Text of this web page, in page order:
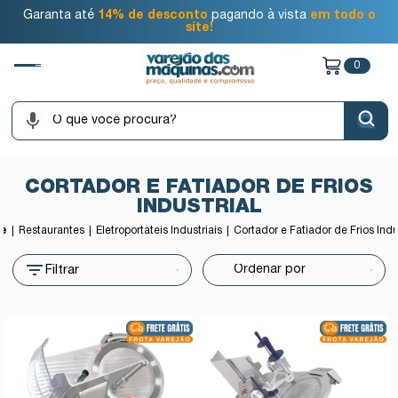
Garanta até 14% de desconto pagando à vista em todo o
site!
0
CORTADOR E FATIADOR DE FRIOS
INDUSTRIAL
Restaurantes Eletroportáteis Industriais Cortador e Fatiador de Frios
Filtrar